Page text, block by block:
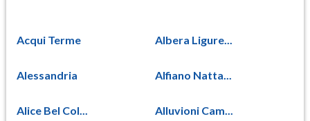
Acqui Terme Albera Ligure...
Alessandria Alfiano Natta...
Alice Bel Col... Alluvioni Cam...